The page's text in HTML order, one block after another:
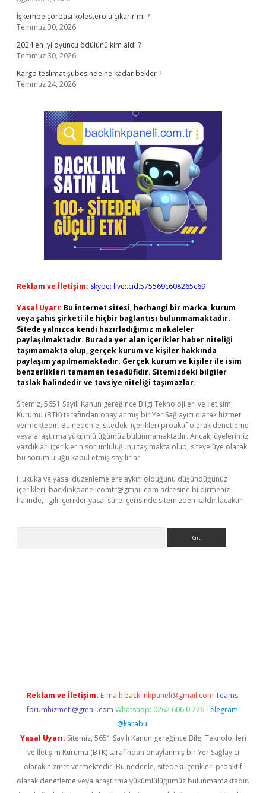
İşkembe çorbası kolesterolü çıkarır mı ?
Temmuz 30, 2026
2024 en iyi oyuncu ödülünü kim aldı ?
Temmuz 30, 2026
Kargo teslimat şubesinde ne kadar bekler ?
Temmuz 24, 2026
Reklam ve İletişim: Skype: live:.cid.575569c608265c69
Yasal Uyarı: Bu internet sitesi, herhangi bir marka, kurum
veya şahıs şirketi ile hiçbir bağlantısı bulunmamaktadır.
Sitede yalnızca kendi hazırladığımız makaleler
paylaşılmaktadır. Burada yer alan içerikler haber niteliği
taşımamakta olup, gerçek kurum ve kişiler hakkında
paylaşım yapılmamaktadır. Gerçek kurum ve kişiler ile isim
benzerlikleri tamamen tesadüfidir. Sitemizdeki bilgiler
taslak halindedir ve tavsiye niteliği taşımazlar.
Sitemiz, 5651 Sayılı Kanun gereğince Bilgi Teknolojileri ve İletişim
Kurumu (BTK) tarafından onaylanmış bir Yer Sağlayıcı olarak hizmet
vermektedir. Bu nedenle, sitedeki içerikleri proaktif olarak denetleme
veya araştırma yükümlülüğümüz bulunmamaktadır. Ancak, üyelerimiz
yazdıkları içeriklerin sorumluluğunu taşımakta olup, siteye üye olarak
bu sorumluluğu kabul etmiş sayılırlar.
Hukuka ve yasal düzenlemelere aykırı olduğunu düşündüğünüz
içerikleri, backlinkpanelicomtr@gmail.com adresine bildirmeniz
halinde, ilgili içerikler yasal süre içerisinde sitemizden kaldırılacaktır.
Reklam ve İletişim: E-mail: backlinkpaneli@gmail.com Teams:
forumhizmeti@gmail.com Whatsapp: 0262 606 0 726 Telegram:
@karabul
Yasal Uyarı: Sitemiz, 5651 Sayılı Kanun gereğince Bilgi Teknolojileri
ve İletişim Kurumu (BTK) tarafından onaylanmış bir Yer Sağlayıcı
olarak hizmet vermektedir. Bu nedenle, sitedeki içerikleri proaktif
olarak denetleme veya araştırma yükümlülüğümüz bulunmamaktadır.